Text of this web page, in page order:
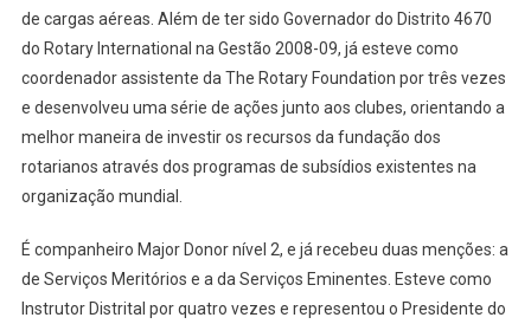
de cargas aéreas. Além de ter sido Governador do Distrito 4670
do Rotary International na Gestão 2008-09, já esteve como
coordenador assistente da The Rotary Foundation por três vezes
e desenvolveu uma série de ações junto aos clubes, orientando a
melhor maneira de investir os recursos da fundação dos
rotarianos através dos programas de subsídios existentes na
organização mundial.
É companheiro Major Donor nível 2, e já recebeu duas menções: a
de Serviços Meritórios e a da Serviços Eminentes. Esteve como
Instrutor Distrital por quatro vezes e representou o Presidente do